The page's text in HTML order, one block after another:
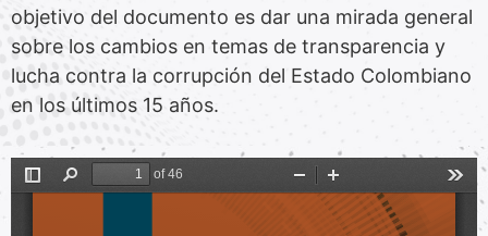
objetivo del documento es dar una mirada general
sobre los cambios en temas de transparencia y
lucha contra la corrupción del Estado Colombiano
en los últimos 15 años.